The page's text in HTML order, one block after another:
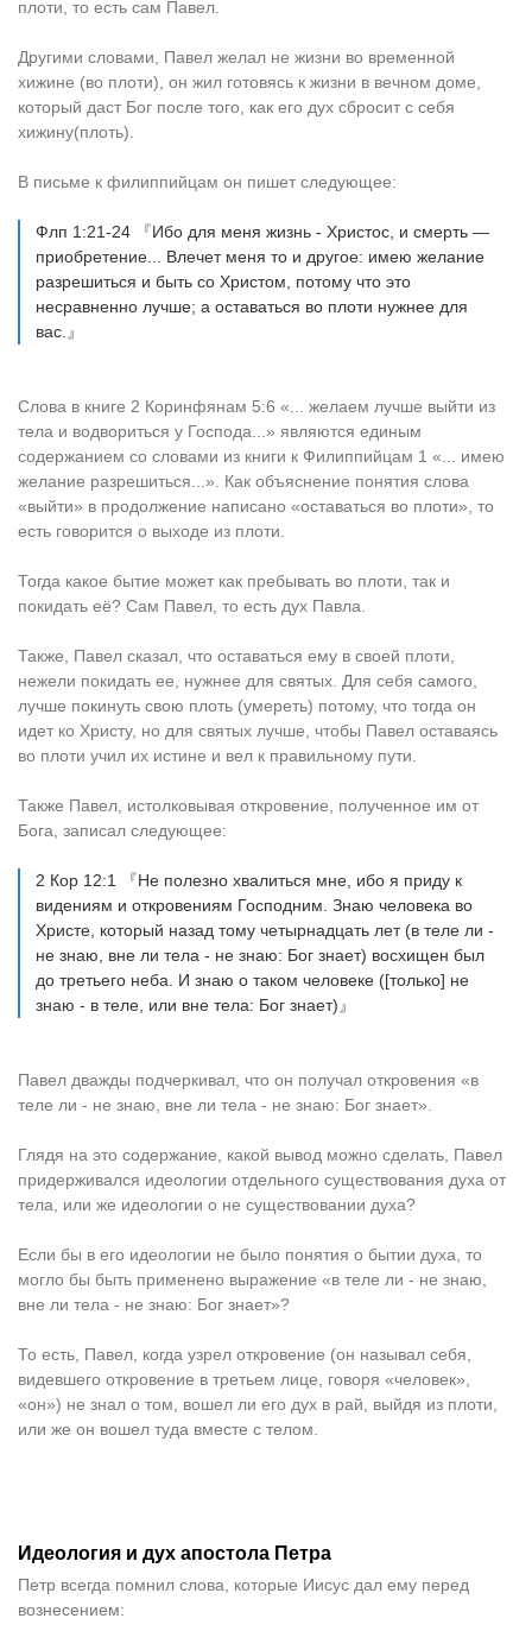
плоти, то есть сам Павел.
Другими словами, Павел желал не жизни во временной
хижине (во плоти), он жил готовясь к жизни в вечном доме,
который даст Бог после того, как его дух сбросит с себя
хижину(плоть).
В письме к филиппийцам он пишет следующее:
Флп 1:21-24 『Ибо для меня жизнь - Христос, и смерть —
приобретение... Влечет меня то и другое: имею желание
разрешиться и быть со Христом, потому что это
несравненно лучше; а оставаться во плоти нужнее для
вас.』
Слова в книге 2 Коринфянам 5:6 «... желаем лучше выйти из
тела и водвориться у Господа...» являются единым
содержанием со словами из книги к Филиппийцам 1 «... имею
желание разрешиться...». Как объяснение понятия слова
«выйти» в продолжение написано «оставаться во плоти», то
есть говорится о выходе из плоти.
Тогда какое бытие может как пребывать во плоти, так и
покидать её? Сам Павел, то есть дух Павла.
Также, Павел сказал, что оставаться ему в своей плоти,
нежели покидать ее, нужнее для святых. Для себя самого,
лучше покинуть свою плоть (умереть) потому, что тогда он
идет ко Христу, но для святых лучше, чтобы Павел оставаясь
во плоти учил их истине и вел к правильному пути.
Также Павел, истолковывая откровение, полученное им от
Бога, записал следующее:
2 Кор 12:1 『Не полезно хвалиться мне, ибо я приду к
видениям и откровениям Господним. Знаю человека во
Христе, который назад тому четырнадцать лет (в теле ли -
не знаю, вне ли тела - не знаю: Бог знает) восхищен был
до третьего неба. И знаю о таком человеке ([только] не
знаю - в теле, или вне тела: Бог знает)』
Павел дважды подчеркивал, что он получал откровения «в
теле ли - не знаю, вне ли тела - не знаю: Бог знает».
Глядя на это содержание, какой вывод можно сделать, Павел
придерживался идеологии отдельного существования духа от
тела, или же идеологии о не существовании духа?
Если бы в его идеологии не было понятия о бытии духа, то
могло бы быть применено выражение «в теле ли - не знаю,
вне ли тела - не знаю: Бог знает»?
То есть, Павел, когда узрел откровение (он называл себя,
видевшего откровение в третьем лице, говоря «человек»,
«он») не знал о том, вошел ли его дух в рай, выйдя из плоти,
или же он вошел туда вместе с телом.
Идеология и дух апостола Петра
Петр всегда помнил слова, которые Иисус дал ему перед
вознесением: